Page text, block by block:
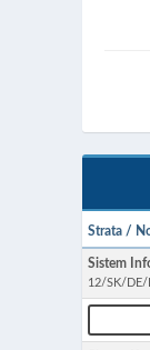
Strata /
Sistem
12/SK/